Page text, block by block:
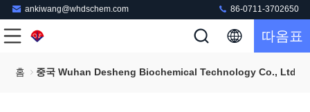
ankiwang@whdschem.com 86-0711-3702650
따옴표
홈 중국 Wuhan Desheng Biochemical Technology Co., Ltd 사